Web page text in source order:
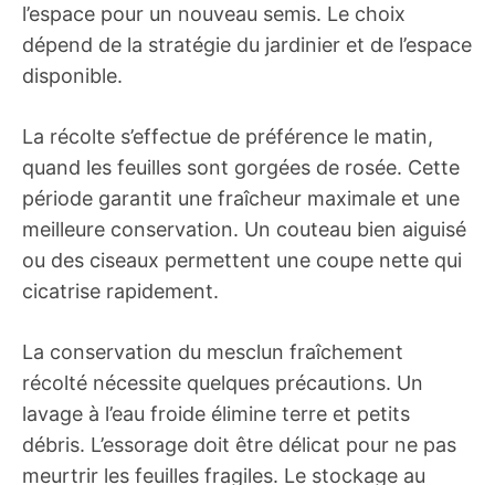
l’espace pour un nouveau semis. Le choix
dépend de la stratégie du jardinier et de l’espace
disponible.
La récolte s’effectue de préférence le matin,
quand les feuilles sont gorgées de rosée. Cette
période garantit une fraîcheur maximale et une
meilleure conservation. Un couteau bien aiguisé
ou des ciseaux permettent une coupe nette qui
cicatrise rapidement.
La conservation du mesclun fraîchement
récolté nécessite quelques précautions. Un
lavage à l’eau froide élimine terre et petits
débris. L’essorage doit être délicat pour ne pas
meurtrir les feuilles fragiles. Le stockage au